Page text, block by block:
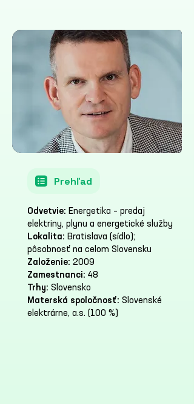
Prehľad
Odvetvie: Energetika – predaj
elektriny, plynu a energetické služby
Lokalita: Bratislava (sídlo);
pôsobnosť na celom Slovensku
Založenie: 2009
Zamestnanci: 48
Trhy: Slovensko
Materská spoločnosť: Slovenské
elektrárne, a.s. (100 %)